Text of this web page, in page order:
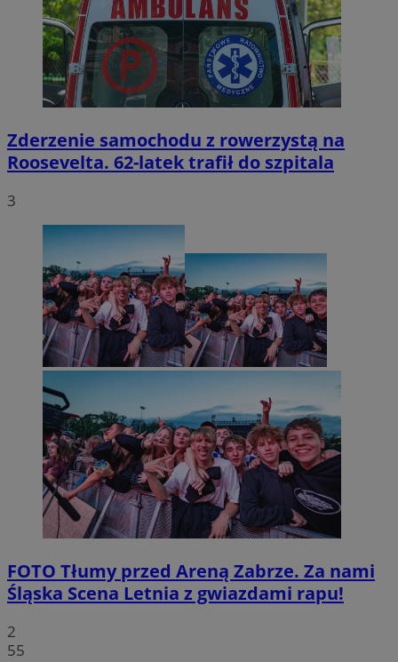
Zderzenie samochodu z rowerzystą na
Roosevelta. 62-latek trafił do szpitala
3
FOTO Tłumy przed Areną Zabrze. Za nami
Śląska Scena Letnia z gwiazdami rapu!
2
55